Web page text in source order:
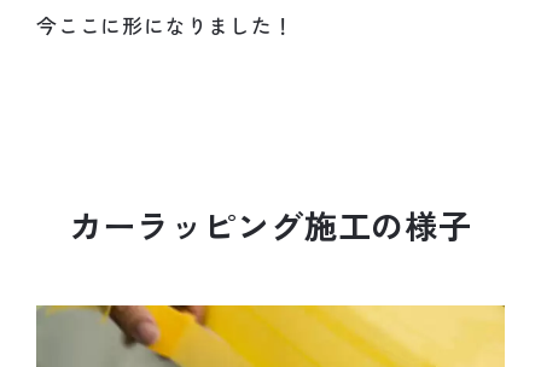
今ここに形になりました！
カーラ ッ ピング施工の様子